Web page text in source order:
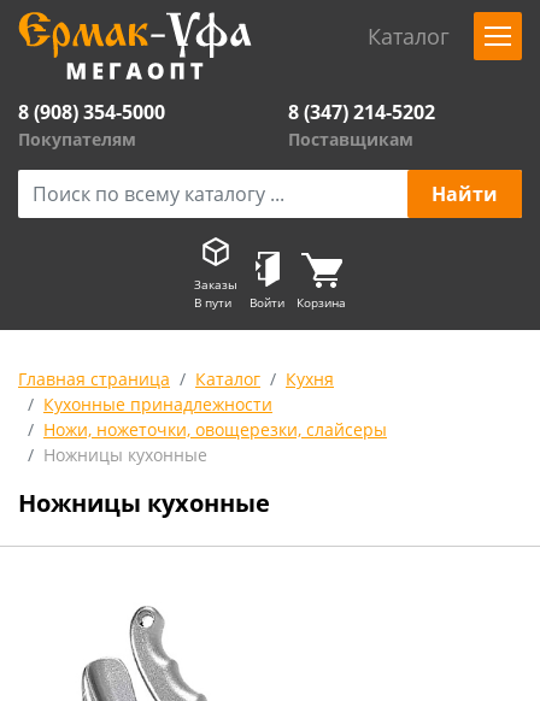
Каталог
8 (908) 354-5000
Покупателям
8 (347) 214-5202
Поставщикам
Заказы
В пути
Войти Корзина
Главная страница Каталог
Кухня
Кухонные принадлежности
Ножи, ножеточки, овощерезки, слайсеры
Ножницы кухонные
Ножницы кухонные